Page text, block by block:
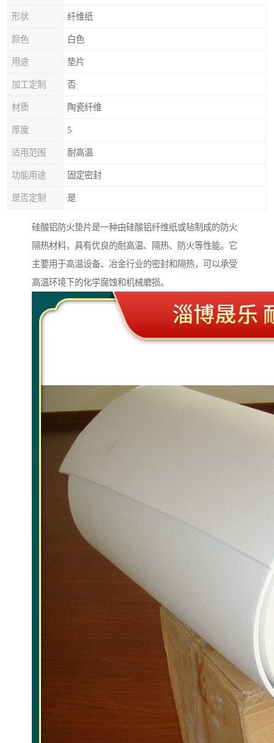
形状 纤维纸
颜色 白色
用途 垫片
加工定制 否
材质 陶瓷纤维
厚度 5
适用范围 耐高温
功能用途 固定密封
是否定制 是
硅酸铝防火垫片是一种由硅酸铝纤维纸或毡制成的防火
隔热材料，具有优良的耐高温、隔热、防火等性能。它
主要用于高温设备、冶金行业的密封和隔热，可以承受
高温环境下的化学腐蚀和机械磨损。